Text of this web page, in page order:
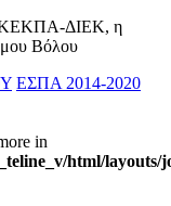
η ΚΕΚΠΑ-ΔΙΕΚ, η
Βόλου
ΕΣΠΑ 2014-2020
in
html/layouts/